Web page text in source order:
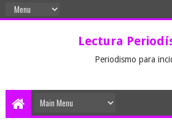
Lectura
Periodismo para